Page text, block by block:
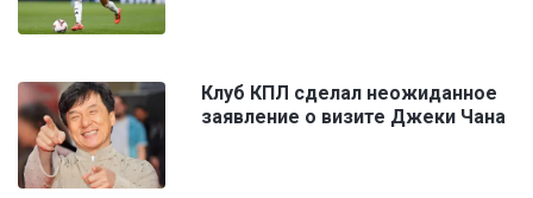
Клуб КПЛ сделал неожиданное
заявление о визите Джеки Чана